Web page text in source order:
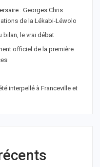
: Georges Chris
de la Lékabi-Léwolo
bilan, le vrai débat
officiel de la première
interpellé à Franceville et